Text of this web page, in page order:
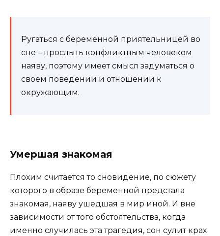
Ругаться с беременной приятельницей во
сне – прослыть конфликтным человеком
наяву, поэтому имеет смысл задуматься о
своем поведении и отношении к
окружающим.
Умершая знакомая
Плохим считается то сновидение, по сюжету
которого в образе беременной предстала
знакомая, наяву ушедшая в мир иной. И вне
зависимости от того обстоятельства, когда
именно случилась эта трагедия, сон сулит крах